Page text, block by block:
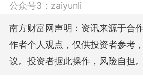
公众号3： zaiyunli
南方财富网声明：资讯来源于合
作者个人观点，仅供投资者参考
议。投资者据此操作，风险自担。